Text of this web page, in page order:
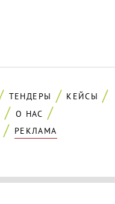
ТЕНДЕРЫ
КЕЙСЫ
О НАС
РЕКЛАМА